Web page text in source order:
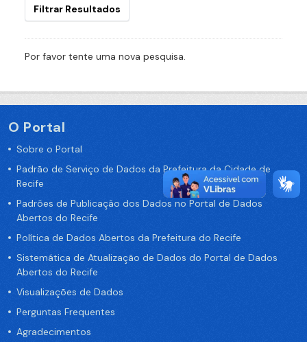
Filtrar Resultados
Por favor tente uma nova pesquisa.
O Portal
Sobre o Portal
Padrão de Serviço de Dados da Prefeitura da Cidade de
Recife
Padrões de Publicação dos Dados no Portal de Dados
Abertos do Recife
Política de Dados Abertos da Prefeitura do Recife
Sistemática de Atualização de Dados do Portal de Dados
Abertos do Recife
Visualizações de Dados
Perguntas Frequentes
Agradecimentos